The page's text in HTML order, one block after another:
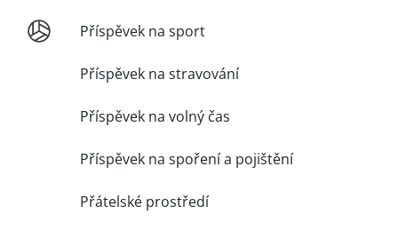
Příspěvek na sport
Příspěvek na stravování
Příspěvek na volný čas
Příspěvek na spoření a pojištění
Přátelské prostředí